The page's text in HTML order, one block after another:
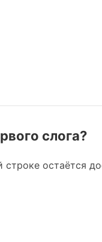
слога?
остаётся